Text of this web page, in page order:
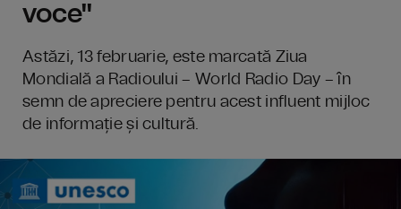
voce"
Astăzi, 13 februarie, este marcată Ziua
Mondială a Radioului – World Radio Day – în
semn de apreciere pentru acest influent mijloc
de informație și cultură.